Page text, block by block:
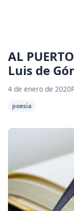
AL
Luis de
4 de enero de 2020
poesia